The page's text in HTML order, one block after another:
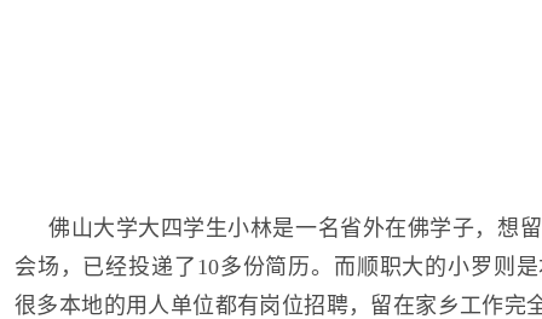
佛山大学大四学生小林是一名省外在佛学子，想
会场，已经投递了10多份简历。而顺职大的小罗则
很多本地的用人单位都有岗位招聘，留在家乡工作完